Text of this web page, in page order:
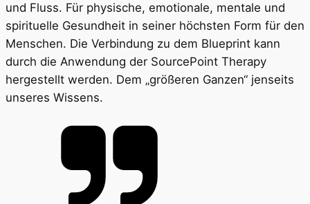
und Fluss. Für physische, emotionale, mentale und
spirituelle Gesundheit in seiner höchsten Form für den
Menschen. Die Verbindung zu dem Blueprint kann
durch die Anwendung der SourcePoint Therapy
hergestellt werden. Dem „größeren Ganzen“ jenseits
unseres Wissens.